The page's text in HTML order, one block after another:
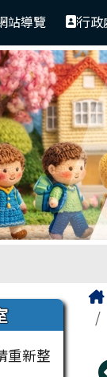
國
站導覽 行政
重新整